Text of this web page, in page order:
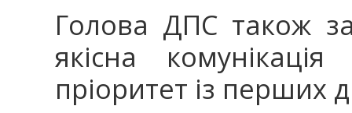
Голова ДПС також
якісна
пріоритет із перших